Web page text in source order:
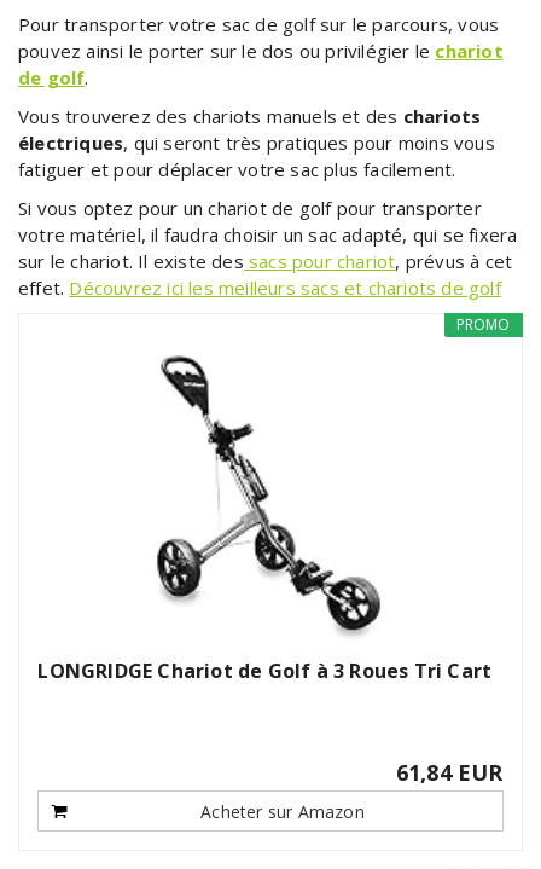
Pour transporter votre sac de golf sur le parcours, vous
pouvez ainsi le porter sur le dos ou privilégier le chariot
de golf.
Vous trouverez des chariots manuels et des chariots
électriques, qui seront très pratiques pour moins vous
fatiguer et pour déplacer votre sac plus facilement.
Si vous optez pour un chariot de golf pour transporter
votre matériel, il faudra choisir un sac adapté, qui se fixera
sur le chariot. Il existe des sacs pour chariot, prévus à cet
effet. Découvrez ici les meilleurs sacs et chariots de golf
PROMO
LONGRIDGE Chariot de Golf à 3 Roues Tri Cart
61,84 EUR
Acheter sur Amazon